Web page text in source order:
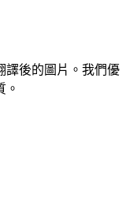
譯後的圖片。我們優
。